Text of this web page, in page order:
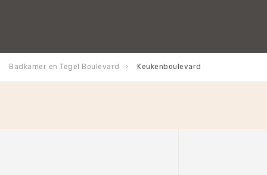
Badkamer en Tegel Boulevard Keukenboulevard